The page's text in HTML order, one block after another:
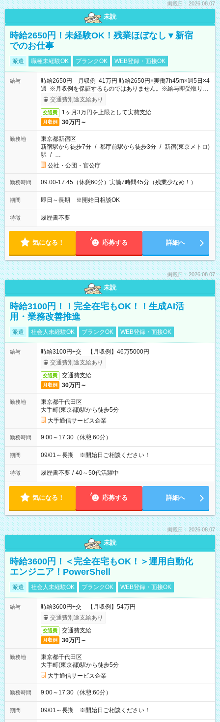
掲載日：2026.08.07
未読
時給2650円！未経験OK！残業ほぼなし▼新宿
でのお仕事
派遣 職種未経験OK ブランクOK WEB登録・面接OK
給与
時給2650円 月収例 41万円 時給2650円×実働7h45m×週5日×4
週 ※月収例を保証するものではありません。※給与即受取りサ
ービス利用可（利用条件有）
交通費別途支給あり
交通費 1ヶ月3万円を上限として実費支給
月収例 30万円～
勤務地
東京都新宿区
新宿駅から徒歩7分 / 都庁前駅から徒歩3分 / 新宿(東京メトロ)
駅 / …
公社・公団・官公庁
勤務時間 09:00-17:45（休憩60分）実働7時間45分（残業少なめ！）
期間 即日～長期 ※開始日相談OK
特徴 履歴書不要
気になる！ 応募する 詳細へ
掲載日：2026.08.07
未読
時給3100円！！完全在宅もOK！！生成AI活
用・業務改善推進
派遣 社会人未経験OK ブランクOK WEB登録・面接OK
給与
時給3100円+交 【月収例】46万5000円
交通費別途支給あり
交通費 交通費支給
月収例 30万円～
勤務地
東京都千代田区
大手町(東京都)駅から徒歩5分
大手通信サービス企業
勤務時間 9:00～17:30（休憩:60分）
期間 09/01～長期 ※開始日ご相談ください！
特徴 履歴書不要 / 40～50代活躍中
気になる！ 応募する 詳細へ
掲載日：2026.08.07
未読
時給3600円！＜完全在宅もOK！＞運用自動化
エンジニア！PowerShell
派遣 社会人未経験OK ブランクOK WEB登録・面接OK
給与
時給3600円+交 【月収例】54万円
交通費別途支給あり
交通費 交通費支給
月収例 30万円～
勤務地
東京都千代田区
大手町(東京都)駅から徒歩5分
大手通信サービス企業
勤務時間 9:00～17:30（休憩:60分）
期間 09/01～長期 ※開始日ご相談ください！